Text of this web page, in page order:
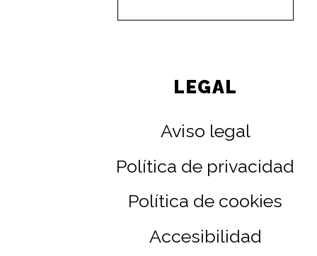
LEGAL
Aviso legal
Política de privacidad
Política de cookies
Accesibilidad